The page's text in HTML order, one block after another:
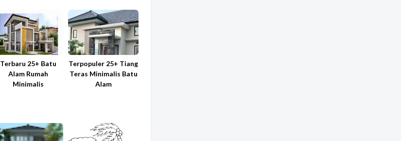
Terbaru 25+ Batu
Alam Rumah
Minimalis
Terpopuler 25+ Tiang
Teras Minimalis Batu
Alam